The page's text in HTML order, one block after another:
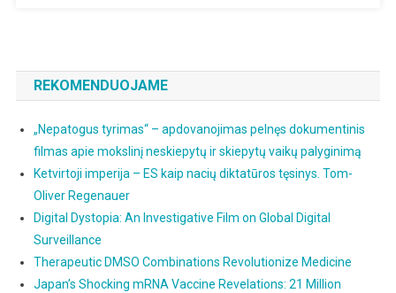
REKOMENDUOJAME
„Nepatogus tyrimas“ – apdovanojimas pelnęs dokumentinis
filmas apie mokslinį neskiepytų ir skiepytų vaikų palyginimą
Ketvirtoji imperija – ES kaip nacių diktatūros tęsinys. Tom-
Oliver Regenauer
Digital Dystopia: An Investigative Film on Global Digital
Surveillance
Therapeutic DMSO Combinations Revolutionize Medicine
Japan’s Shocking mRNA Vaccine Revelations: 21 Million